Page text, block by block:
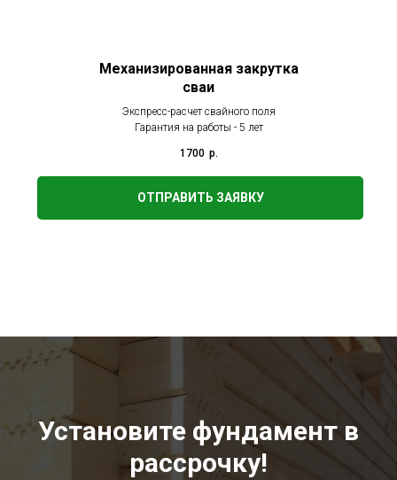
Механизированная закрутка
сваи
Экспресс-расчет свайного поля
Гарантия на работы - 5 лет
1700 р.
ОТПРАВИТЬ ЗАЯВКУ
Установите фундамент в
рассрочку!